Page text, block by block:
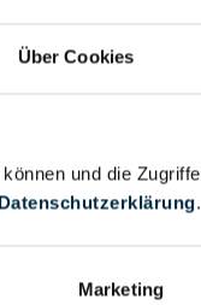
Über Cookies
und die Zugriffe
Datenschutzerklärung.
Marketing